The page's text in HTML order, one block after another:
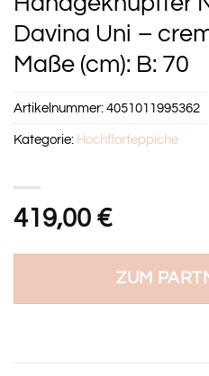
Davina Uni –
Maße (cm): B: 70
419,00 €
ZUM
Artikelnummer:4051011995362
Kategorie: Hochflorteppiche